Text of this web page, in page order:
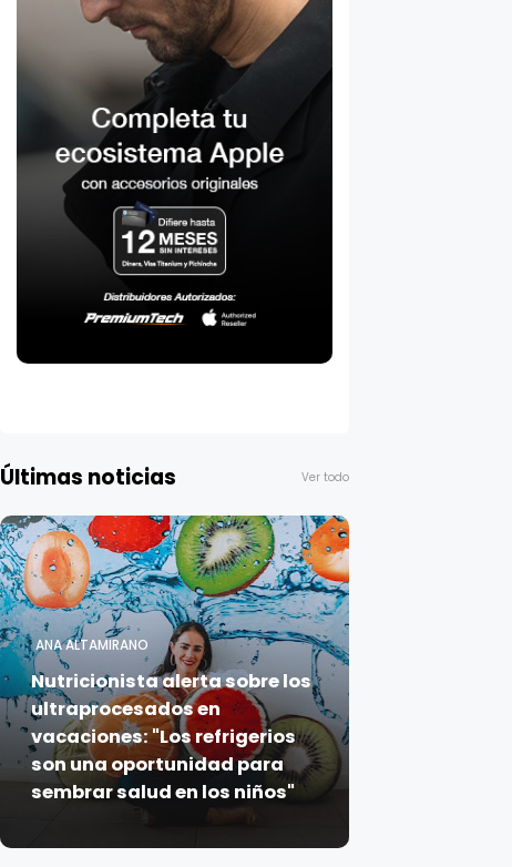
Últimas noticias Ver todo
ANA ALTAMIRANO
Nutricionista alerta sobre los
ultraprocesados en
vacaciones: "Los refrigerios
son una oportunidad para
sembrar salud en los niños"